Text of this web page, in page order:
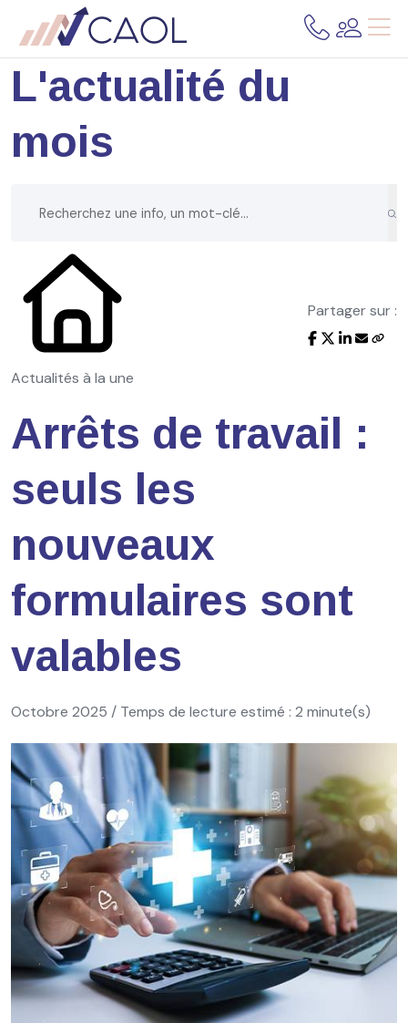
L'actualité du
mois
Actualités à la une
Partager sur :
Arrêts de travail :
seuls les
nouveaux
formulaires sont
valables
Octobre 2025 / Temps de lecture estimé : 2 minute(s)